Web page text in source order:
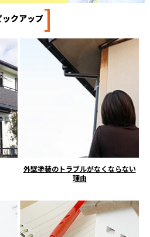
ックアップ]
外壁塗装のトラブルがなくならない
理由